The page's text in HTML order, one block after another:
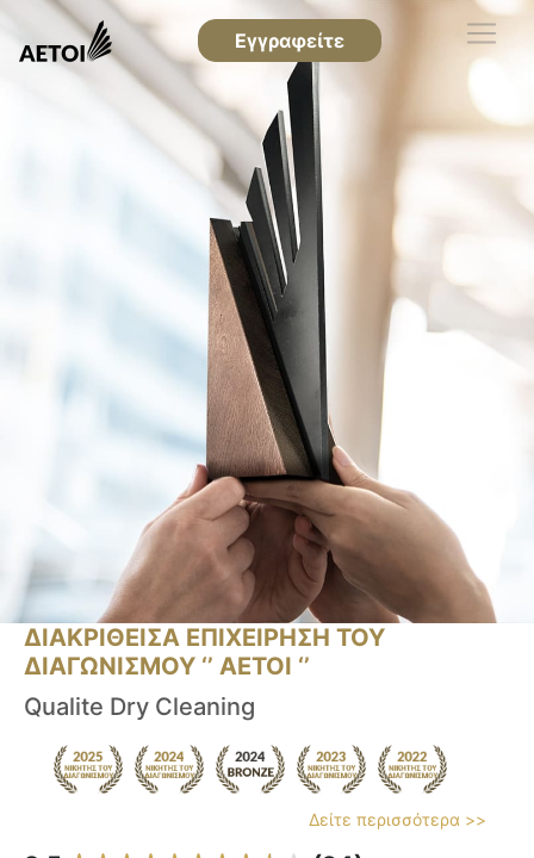
Εγγραφείτε
ΔΙΑΚΡΙΘΕΙΣΑ ΕΠΙΧΕΙΡΗΣΗ ΤΟΥ
ΔΙΑΓΩΝΙΣΜΟΥ ‘’ ΑΕΤΟΙ ‘’
Qualite Dry Cleaning
Δείτε περισσότερα >>